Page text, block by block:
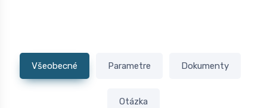
Všeobecné Parametre Dokumenty
Otázka